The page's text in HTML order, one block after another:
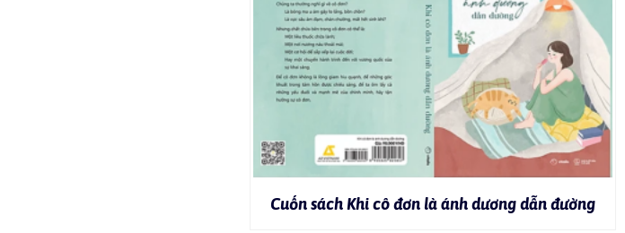
Cuốn sách Khi cô đơn là ánh dương dẫn đường